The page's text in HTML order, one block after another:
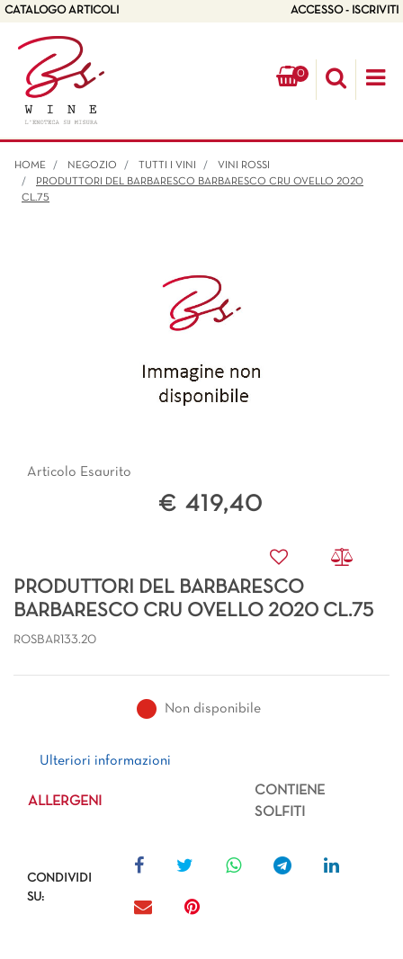
CATALOGO ARTICOLI ACCESSO - ISCRIVITI
0
HOME NEGOZIO TUTTI I VINI
VINI ROSSI
PRODUTTORI DEL BARBARESCO BARBARESCO CRU OVELLO 2020
CL.75
Articolo Esaurito
€ 419,40
PRODUTTORI DEL BARBARESCO
BARBARESCO CRU OVELLO 2020 CL.75
ROSBAR133.20
Non disponibile
Ulteriori informazioni
Ulteriori informazioni
ALLERGENI
CONTIENE
SOLFITI
CONDIVIDI
SU: